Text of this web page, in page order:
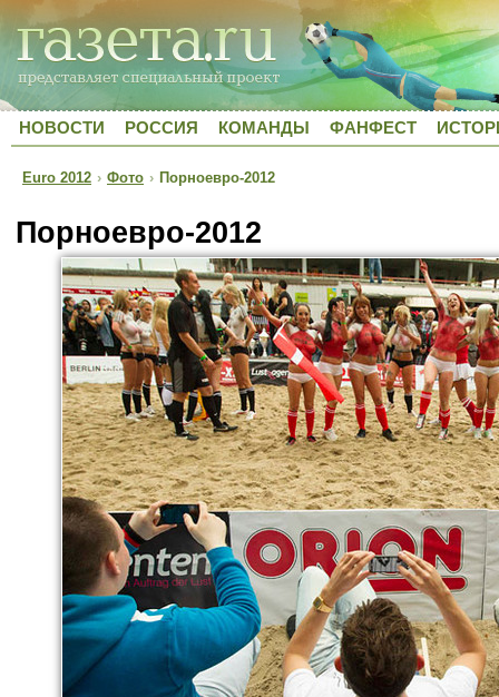
НОВОСТИ РОССИЯ КОМАНДЫ ФАНФЕСТ
Euro 2012 › Фото › Порноевро-2012
Порноевро-2012